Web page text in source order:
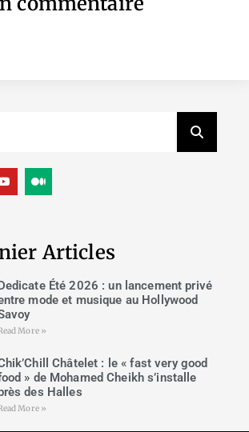
Articles
Été 2026 : un lancement privé
mode et musique au Hollywood
More »
Châtelet : le « fast very good
» de Mohamed Cheikh s’installe
des Halles
More »